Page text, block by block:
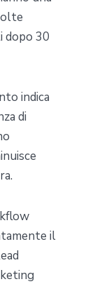
30
indica
di
il